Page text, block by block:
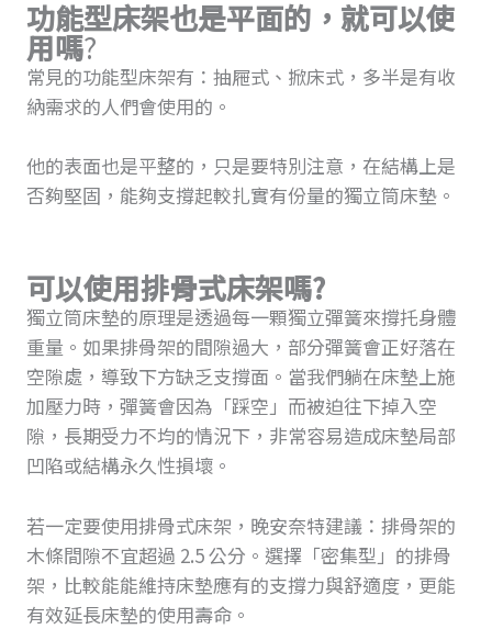
功能型床架也是平面的，就可以使
用嗎?
常見的功能型床架有：抽屜式、掀床式，多半是有收
納需求的人們會使用的。
他的表面也是平整的，只是要特別注意，在結構上是
否夠堅固，能夠支撐起較扎實有份量的獨立筒床墊。
可以使用排骨式床架嗎?
獨立筒床墊的原理是透過每一顆獨立彈簧來撐托身體
重量。如果排骨架的間隙過大，部分彈簧會正好落在
空隙處，導致下方缺乏支撐面。當我們躺在床墊上施
加壓力時，彈簧會因為「踩空」而被迫往下掉入空
隙，長期受力不均的情況下，非常容易造成床墊局部
凹陷或結構永久性損壞。
若一定要使用排骨式床架，晚安奈特建議：排骨架的
木條間隙不宜超過 2.5 公分。選擇「密集型」的排骨
架，比較能能維持床墊應有的支撐力與舒適度，更能
有效延長床墊的使用壽命。